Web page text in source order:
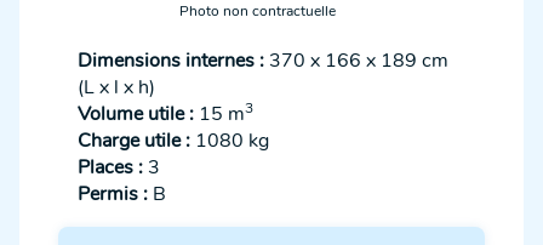
Photo non contractuelle
Dimensions internes : 370 x 166 x 189 cm
(L x l x h)
Volume utile : 15 m3
Charge utile : 1080 kg
Places : 3
Permis : B